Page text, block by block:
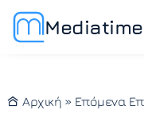
Mediatime
Αρχική » Επόμενα